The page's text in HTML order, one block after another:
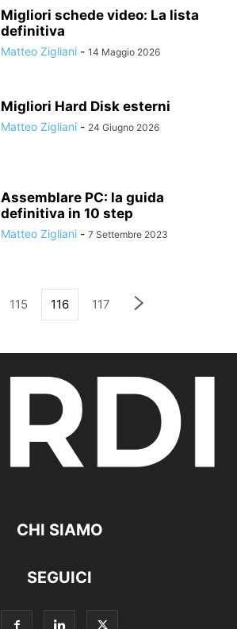
Migliori schede video: La lista
definitiva
Matteo Zigliani - 14 Maggio 2026
Migliori Hard Disk esterni
Matteo Zigliani - 24 Giugno 2026
Assemblare PC: la guida
definitiva in 10 step
Matteo Zigliani - 7 Settembre 2023
115 116 117
CHI SIAMO
SEGUICI